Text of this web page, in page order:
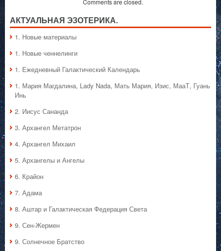
Comments are closed.
АКТУАЛЬНАЯ ЭЗОТЕРИКА.
1. Hовые материалы
1. Hовые ченнелинги
1. Ежедневный Галактический Календарь
1. Мария Магдалина, Lady Nada, Мать Мария, Изис, МааТ, Гуань
Инь
2. Иисус Сананда
3. Архангел Метатрон
4. Архангел Михаил
5. Архангелы и Ангелы
6. Крайон
7. Адама
8. Аштар и Галактическая Федерация Света
9. Сен-Жермен
9. Солнечное Братство